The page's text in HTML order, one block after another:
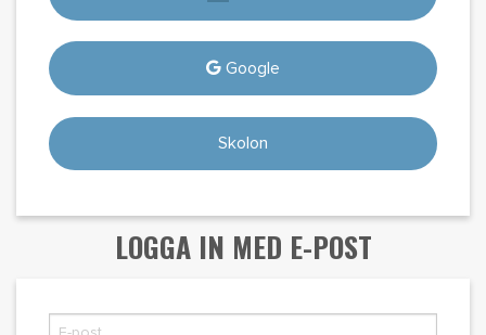
Google
Skolon
LOGGA IN MED E-POST